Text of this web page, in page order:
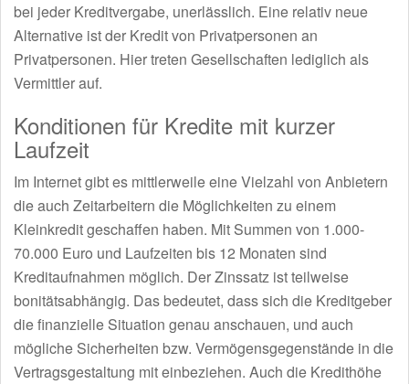
bei jeder Kreditvergabe, unerlässlich. Eine relativ neue
Alternative ist der Kredit von Privatpersonen an
Privatpersonen. Hier treten Gesellschaften lediglich als
Vermittler auf.
Konditionen für Kredite mit kurzer
Laufzeit
Im Internet gibt es mittlerweile eine Vielzahl von Anbietern
die auch Zeitarbeitern die Möglichkeiten zu einem
Kleinkredit geschaffen haben. Mit Summen von 1.000-
70.000 Euro und Laufzeiten bis 12 Monaten sind
Kreditaufnahmen möglich. Der Zinssatz ist teilweise
bonitätsabhängig. Das bedeutet, dass sich die Kreditgeber
die finanzielle Situation genau anschauen, und auch
mögliche Sicherheiten bzw. Vermögensgegenstände in die
Vertragsgestaltung mit einbeziehen. Auch die Kredithöhe